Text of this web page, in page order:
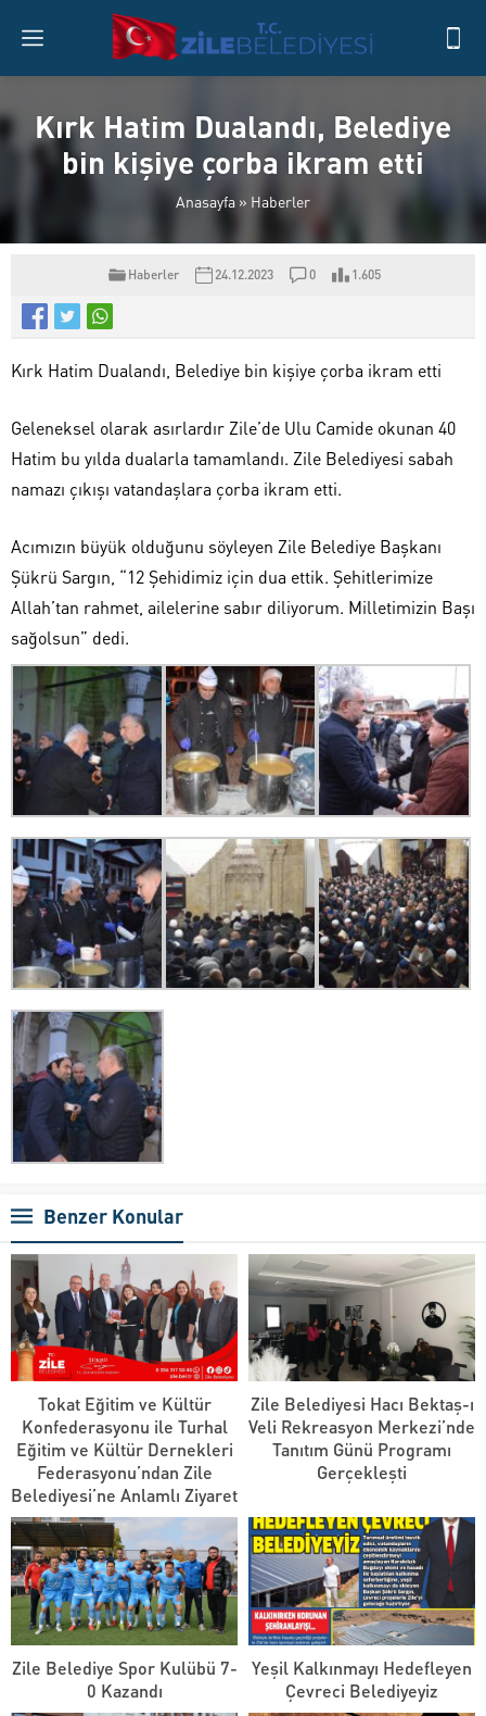
Kırk Hatim Dualandı, Belediye
bin kişiye çorba ikram etti
Anasayfa » Haberler
Haberler 24.12.2023 0 1.605
Kırk Hatim Dualandı, Belediye bin kişiye çorba ikram etti
Geleneksel olarak asırlardır Zile’de Ulu Camide okunan 40
Hatim bu yılda dualarla tamamlandı. Zile Belediyesi sabah
namazı çıkışı vatandaşlara çorba ikram etti.
Acımızın büyük olduğunu söyleyen Zile Belediye Başkanı
Şükrü Sargın, “12 Şehidimiz için dua ettik. Şehitlerimize
Allah’tan rahmet, ailelerine sabır diliyorum. Milletimizin Başı
sağolsun” dedi.
Benzer Konular
Tokat Eğitim ve Kültür
Konfederasyonu ile Turhal
Eğitim ve Kültür Dernekleri
Federasyonu’ndan Zile
Belediyesi’ne Anlamlı Ziyaret
Zile Belediyesi Hacı Bektaş-ı
Veli Rekreasyon Merkezi’nde
Tanıtım Günü Programı
Gerçekleşti
Zile Belediye Spor Kulübü 7-
0 Kazandı
Yeşil Kalkınmayı Hedefleyen
Çevreci Belediyeyiz